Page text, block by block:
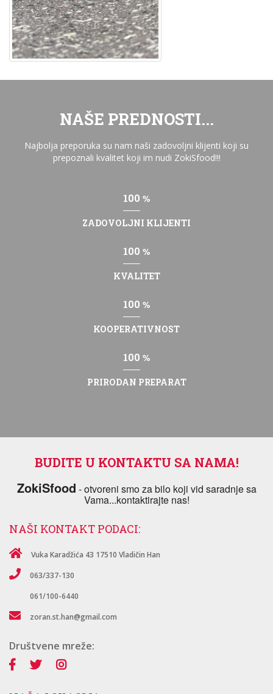
NAŠE PREDNOSTI...
Najbolja preporuka su nam naši zadovoljni klijenti koji su
prepoznali kvalitet koji im nudi ZokiSfood!!!
100 %
ZADOVOLJNI KLIJENTI
100 %
KVALITET
100 %
KOOPERATIVNOST
100 %
PRIRODAN PREPARAT
BUDITE U KONTAKTU SA NAMA!
ZokiSfood - otvoreni smo za bilo koji vid saradnje sa
Vama...kontaktirajte nas!
NAŠI KONTAKT PODACI:
Vuka Karadžića 43 17510 Vladičin Han
063/337-130
zoran.st.han@gmail.com
Društvene mreže: